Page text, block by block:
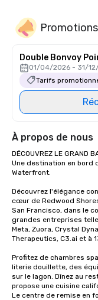
Promotions
Double Bonvoy
01/04/2026 - 31/
Tarifs
À propos de nous
DÉCOUVREZ LE GRAND
Une destination en bord
Waterfront.
Découvrez l'élégance
cœur de Redwood
San Francisco, dans le
grandes entreprises
Meta, Zuora, Crystal
Therapeutics, C3.ai et à
Profitez de chambres
literie douillette, des
sur le lagon. Dînez au
propose une cuisine
Le centre de remise en